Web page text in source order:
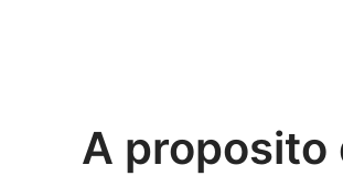
A proposito